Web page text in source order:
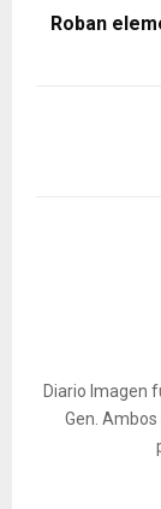
Roban
Diario Imagen
Gen.